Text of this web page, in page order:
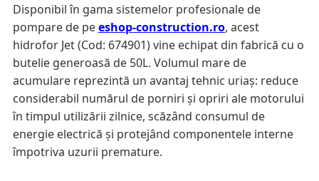
Disponibil în gama sistemelor profesionale de
pompare de peeshop-construction.ro, acest
hidrofor Jet (Cod: 674901) vine echipat din fabrică cu o
butelie generoasă de 50L. Volumul mare de
acumulare reprezintă un avantaj tehnic uriaș: reduce
considerabil numărul de porniri și opriri ale motorului
în timpul utilizării zilnice, scăzând consumul de
energie electrică și protejând componentele interne
împotriva uzurii premature.